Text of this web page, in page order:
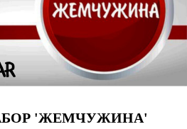
'ЖЕМЧУЖИНА'